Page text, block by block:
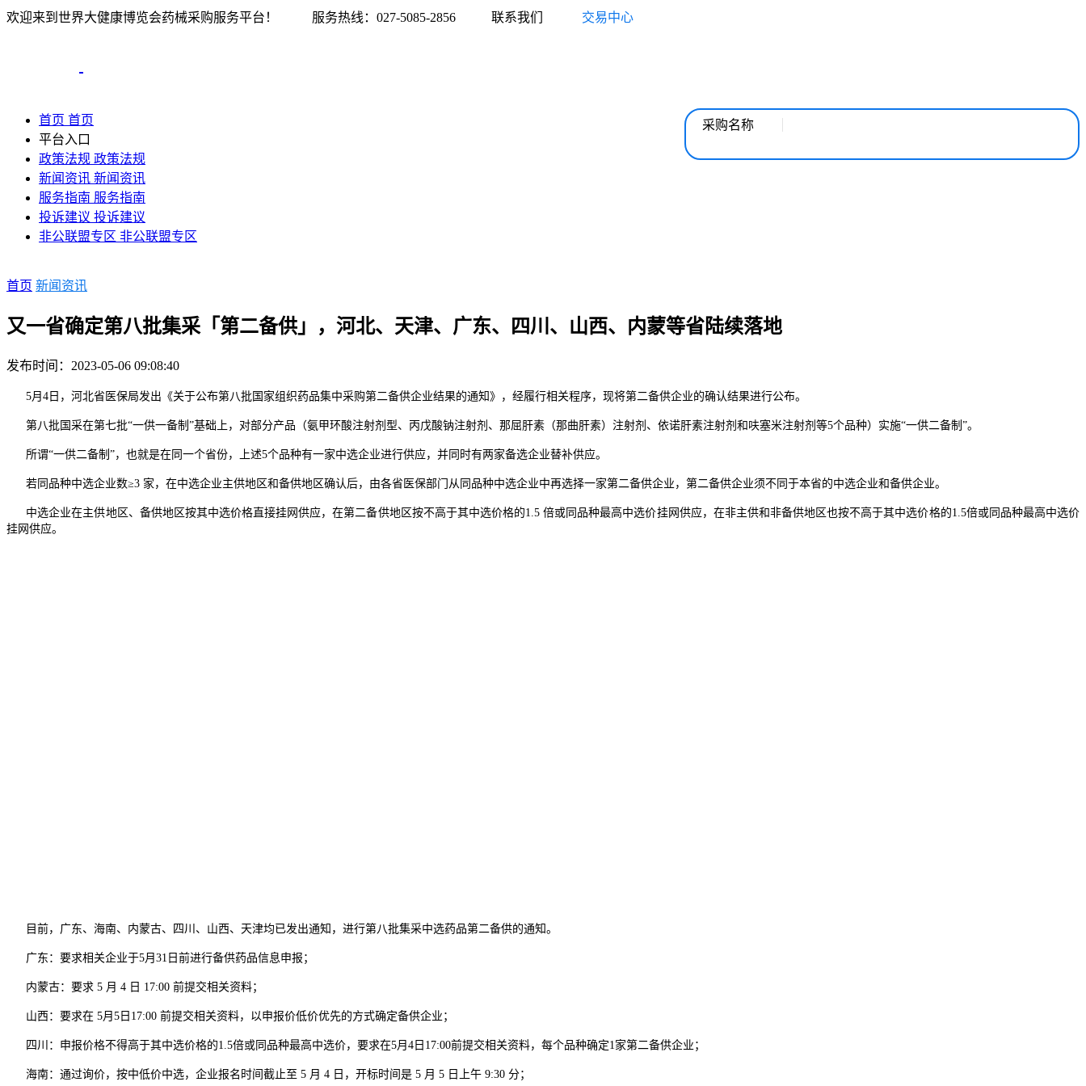
欢迎来到世界大健康博览会药械采购服务平台！ 服务热线：027-5085-2856 联系我们 交易中心
采购名称
首页 首页
平台入口
政策法规 政策法规
新闻资讯 新闻资讯
服务指南 服务指南
投诉建议 投诉建议
非公联盟专区 非公联盟专区
首页 新闻资讯
又一省确定第八批集采「第二备供」，河北、天津、广东、四川、山西、内蒙等省陆续落地
发布时间：2023-05-06 09:08:40
5月4日，河北省医保局发出《关于公布第八批国家组织药品集中采购第二备供企业结果的通知》，经履行相关程序，现将第二备供企业的确认结果进行公布。
第八批国采在第七批“一供一备制”基础上，对部分产品（氨甲环酸注射剂型、丙戊酸钠注射剂、那屈肝素（那曲肝素）注射剂、依诺肝素注射剂和呋塞米注射剂等5个品种）实施“一供二备制”。
所谓“一供二备制”，也就是在同一个省份，上述5个品种有一家中选企业进行供应，并同时有两家备选企业替补供应。
若同品种中选企业数≥3 家，在中选企业主供地区和备供地区确认后，由各省医保部门从同品种中选企业中再选择一家第二备供企业，第二备供企业须不同于本省的中选企业和备供企业。
中选企业在主供地区、备供地区按其中选价格直接挂网供应，在第二备供地区按不高于其中选价格的1.5 倍或同品种最高中选价挂网供应，在非主供和非备供地区也按不高于其中选价格的1.5倍或同品种最高中选价
挂网供应。
目前，广东、海南、内蒙古、四川、山西、天津均已发出通知，进行第八批集采中选药品第二备供的通知。
广东：要求相关企业于5月31日前进行备供药品信息申报；
内蒙古：要求 5 月 4 日 17:00 前提交相关资料；
山西：要求在 5月5日17:00 前提交相关资料，以申报价低价优先的方式确定备供企业；
四川：申报价格不得高于其中选价格的1.5倍或同品种最高中选价，要求在5月4日17:00前提交相关资料，每个品种确定1家第二备供企业；
海南：通过询价，按中低价中选，企业报名时间截止至 5 月 4 日，开标时间是 5 月 5 日上午 9:30 分；